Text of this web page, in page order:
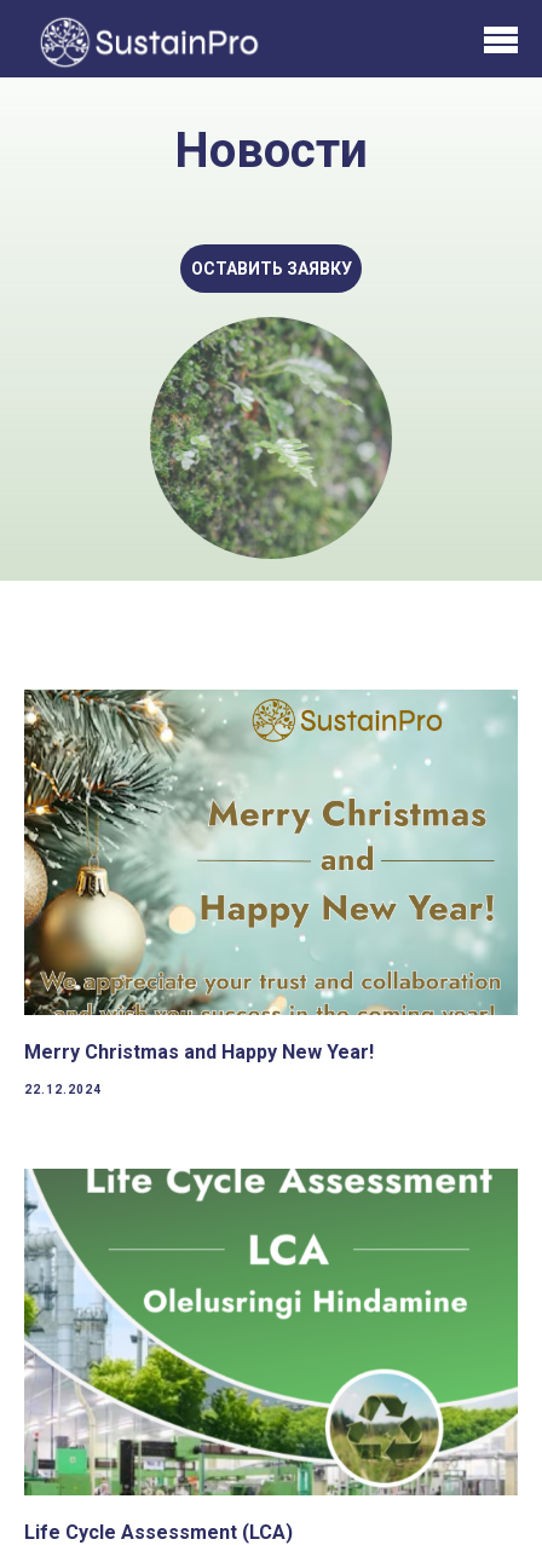
Новости
ОСТАВИТЬ ЗАЯВКУ
Merry Christmas and Happy New Year!
22.12.2024
Life Cycle Assessment (LCA)